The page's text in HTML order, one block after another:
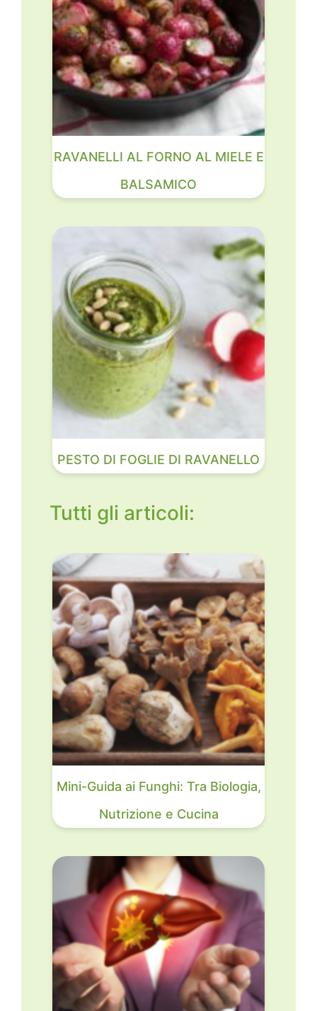
RAVANELLI AL FORNO AL MIELE E
BALSAMICO
PESTO DI FOGLIE DI RAVANELLO
Tutti gli articoli:
Mini-Guida ai Funghi: Tra Biologia,
Nutrizione e Cucina